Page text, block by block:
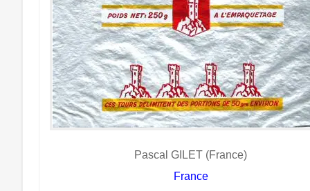
Pascal GILET (France)
France